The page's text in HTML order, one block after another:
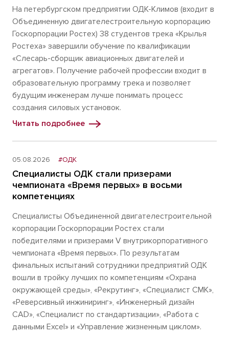
На петербургском предприятии ОДК-Климов (входит в
Объединенную двигателестроительную корпорацию
Госкорпорации Ростех) 38 студентов трека «Крылья
Ростеха» завершили обучение по квалификации
«Слесарь-сборщик авиационных двигателей и
агрегатов». Получение рабочей профессии входит в
образовательную программу трека и позволяет
будущим инженерам лучше понимать процесс
создания силовых установок.
Читать подробнее
05.08.2026 #ОДК
Специалисты ОДК стали призерами
чемпионата «Время первых» в восьми
компетенциях
Специалисты Объединенной двигателестроительной
корпорации Госкорпорации Ростех стали
победителями и призерами V внутрикорпоративного
чемпионата «Время первых». По результатам
финальных испытаний сотрудники предприятий ОДК
вошли в тройку лучших по компетенциям «Охрана
окружающей среды», «Рекрутинг», «Специалист СМК»,
«Реверсивный инжиниринг», «Инженерный дизайн
CAD», «Специалист по стандартизации», «Работа с
данными Excel» и «Управление жизненным циклом».